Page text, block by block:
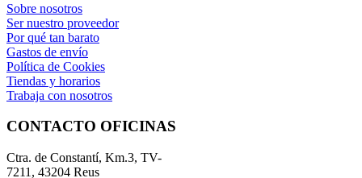
Sobre nosotros
Ser nuestro proveedor
Por qué tan barato
Gastos de envío
Política de Cookies
Tiendas y horarios
Trabaja con nosotros
CONTACTO OFICINAS
Ctra. de Constantí, Km.3, TV-
7211, 43204 Reus